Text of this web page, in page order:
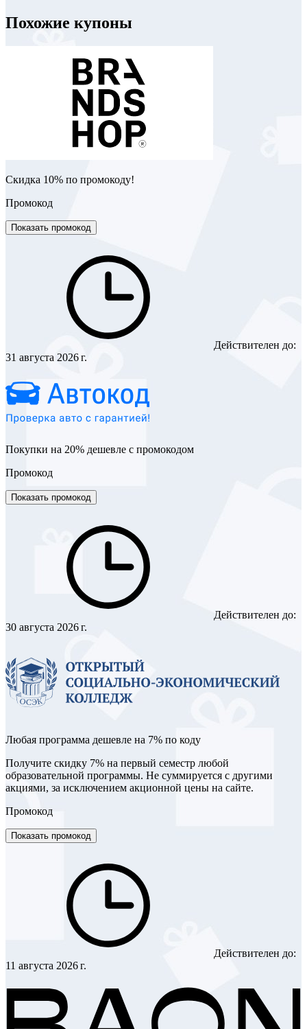
Похожие купоны
Скидка 10% по промокоду!
Промокод
Показать промокод
Действителен до:
31 августа 2026 г.
Покупки на 20% дешевле с промокодом
Промокод
Показать промокод
Действителен до:
30 августа 2026 г.
Любая программа дешевле на 7% по коду
Получите скидку 7% на первый семестр любой
образовательной программы. Не суммируется с другими
акциями, за исключением акционной цены на сайте.
Промокод
Показать промокод
Действителен до:
11 августа 2026 г.